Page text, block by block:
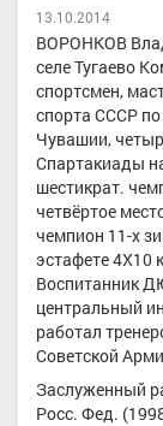
13.10.2014
ВОРОНКОВ
селе Тугаево
спортсмен,
спорта СССР
Чувашии,
Спартакиады
шестикрат.
четвёртое
чемпион 11-х
эстафете 4Х10
Воспитанник
центральный
работал
Советской
Заслуженный
Росс. Фед.